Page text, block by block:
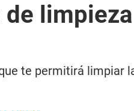
de
te permitirá limpiar